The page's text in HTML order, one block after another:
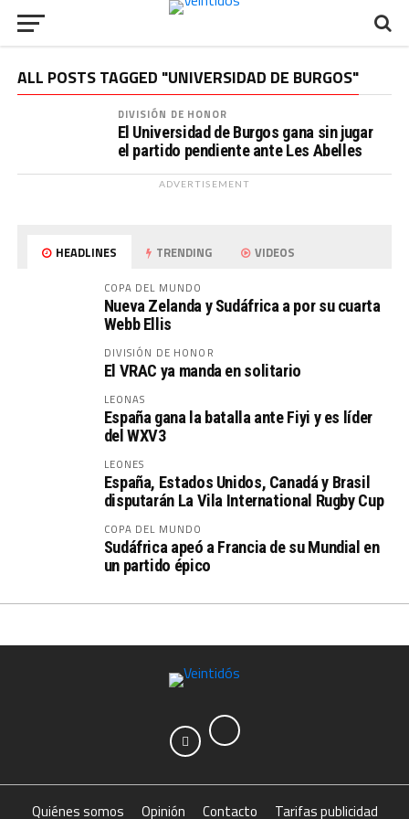
ALL POSTS TAGGED "UNIVERSIDAD DE BURGOS"
DIVISIÓN DE HONOR
El Universidad de Burgos gana sin jugar
el partido pendiente ante Les Abelles
ADVERTISEMENT
HEADLINES TRENDING VIDEOS
COPA DEL MUNDO
Nueva Zelanda y Sudáfrica a por su cuarta
Webb Ellis
DIVISIÓN DE HONOR
El VRAC ya manda en solitario
LEONAS
España gana la batalla ante Fiyi y es líder
del WXV3
LEONES
España, Estados Unidos, Canadá y Brasil
disputarán La Vila International Rugby Cup
COPA DEL MUNDO
Sudáfrica apeó a Francia de su Mundial en
un partido épico
Quiénes somos Opinión Contacto Tarifas publicidad